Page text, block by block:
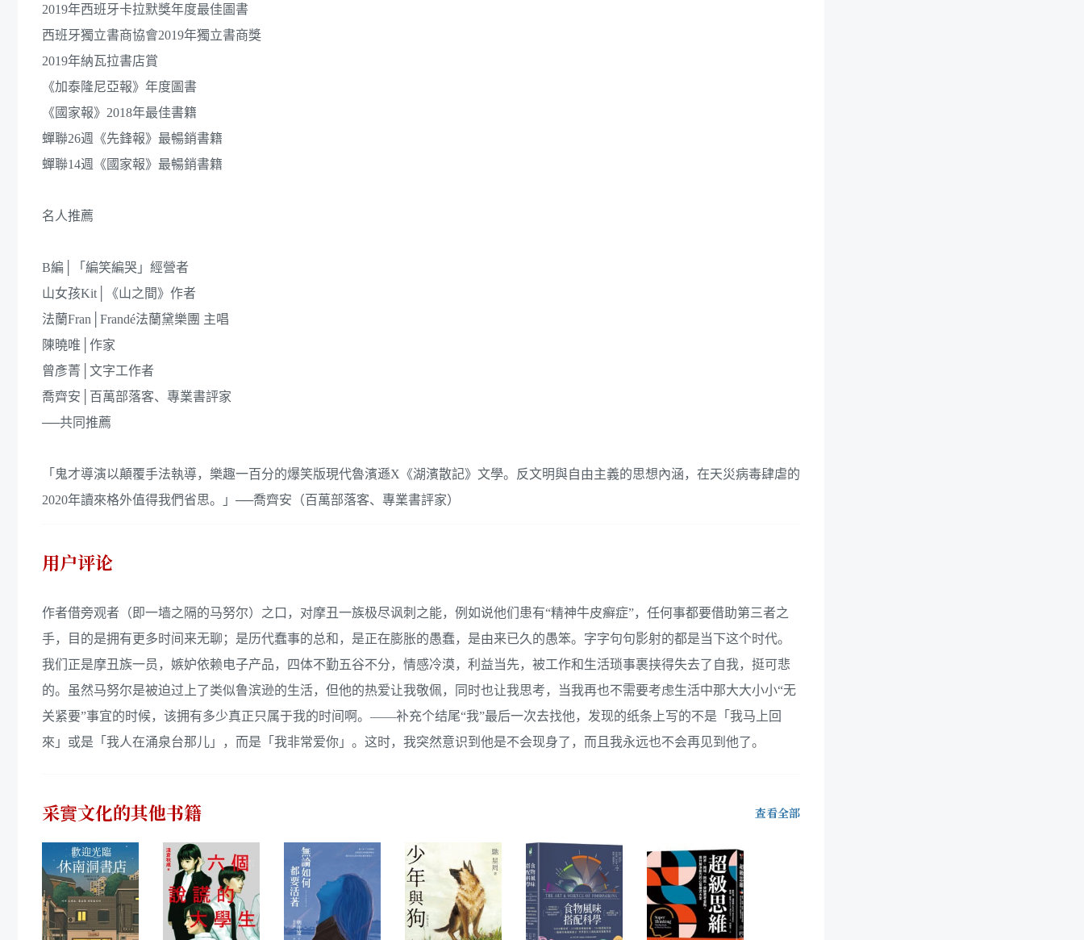
2019年西班牙卡拉默獎年度最佳圖書
西班牙獨立書商協會2019年獨立書商獎
2019年納瓦拉書店賞
《加泰隆尼亞報》年度圖書
《國家報》2018年最佳書籍
蟬聯26週《先鋒報》最暢銷書籍
蟬聯14週《國家報》最暢銷書籍
名人推薦
B編│「編笑編哭」經營者
山女孩Kit│《山之間》作者
法蘭Fran│Frandé法蘭黛樂團 主唱
陳曉唯│作家
曾彥菁│文字工作者
喬齊安│百萬部落客、專業書評家
──共同推薦
「鬼才導演以顛覆手法執導，樂趣一百分的爆笑版現代魯濱遜X《湖濱散記》文學。反文明與自由主義的思想內涵，在天災病毒肆虐的
用户评论
作者借旁观者（即一墙之隔的马努尔）之口，对摩丑一族极尽讽刺之能，例如说他们患有“精神牛皮癣症”，任何事都要借助第三者之
手，目的是拥有更多时间来无聊；是历代蠢事的总和，是正在膨胀的愚蠢，是由来已久的愚笨。字字句句影射的都是当下这个时代。
我们正是摩丑族一员，嫉妒依赖电子产品，四体不勤五谷不分，情感冷漠，利益当先，被工作和生活琐事裹挟得失去了自我，挺可悲
的。虽然马努尔是被迫过上了类似鲁滨逊的生活，但他的热爱让我敬佩，同时也让我思考，当我再也不需要考虑生活中那大大小小“无
关紧要”事宜的时候，该拥有多少真正只属于我的时间啊。——补充个结尾“我”最后一次去找他，发现的纸条上写的不是「我马上回
來」或是「我人在涌泉台那儿」，而是「我非常爱你」。这时，我突然意识到他是不会现身了，而且我永远也不会再见到他了。
采實文化的其他书籍 查看全部